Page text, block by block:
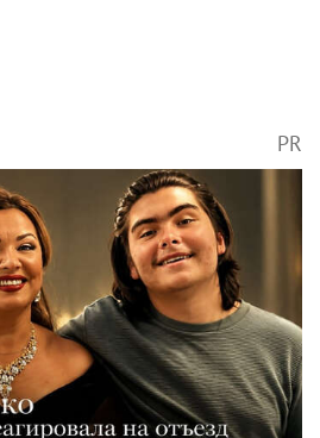
PR